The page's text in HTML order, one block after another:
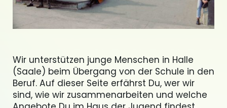
Wir unterstützen junge Menschen in Halle
(Saale) beim Übergang von der Schule in den
Beruf. Auf dieser Seite erfährst Du, wer wir
sind, wie wir zusammenarbeiten und welche